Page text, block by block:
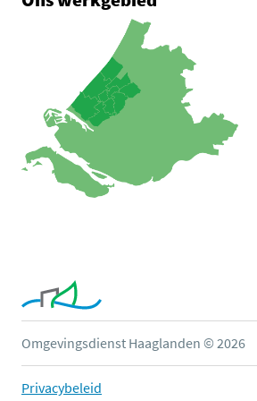
Omgevingsdienst Haaglanden © 2026
Privacybeleid